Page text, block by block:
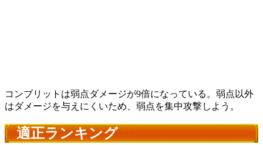
コンブリットは弱点ダメージが9倍になっている。弱点以外
はダメージを与えにくいため、弱点を集中攻撃しよう。
適正ランキング